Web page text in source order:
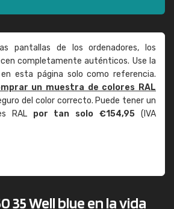
pantallas de los ordenadores, los
completamente auténticos. Use la
esta página solo como referencia.
un muestra de colores RAL
del color correcto. Puede tener un
RAL por tan solo €154,95 (IVA
35 Well blue en la vida